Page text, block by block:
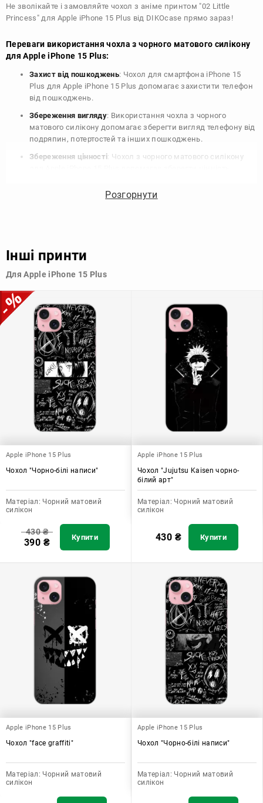
Не зволікайте і замовляйте чохол з аніме принтом "02 Little
Princess" для Apple iPhone 15 Plus від DIKOcase прямо зараз!
Переваги використання чохла з чорного матового силікону
для Apple iPhone 15 Plus:
Захист від пошкоджень: Чохол для смартфона iPhone 15
Plus для Apple iPhone 15 Plus допомагає захистити телефон
від пошкоджень.
Збереження вигляду: Використання чохла з чорного
матового силікону допомагає зберегти вигляд телефону від
подряпин, потертостей та інших пошкоджень.
Збереження цінності: Чохол з чорного матового силікону
планують продати свій пристрій в майбутньому.
Узагалі, чохол для телефону - це дуже корисний аксесуар, який
допомагає захистити ваш пристрій, зберегти його цінність і
Розгорнути
Інші принти
Для Apple iPhone 15 Plus
Apple iPhone 15 Plus
Чохол "Чорно-білі написи"
Матеріал: Чорний матовий
силікон
430₴
390 ₴ Купити
Apple iPhone 15 Plus
Чохол "Jujutsu Kaisen чорно-
білий арт"
Матеріал: Чорний матовий
силікон
430 ₴ Купити
Apple iPhone 15 Plus
Чохол "face graffiti"
Матеріал: Чорний матовий
силікон
Apple iPhone 15 Plus
Чохол "Чорно-білі написи"
Матеріал: Чорний матовий
силікон